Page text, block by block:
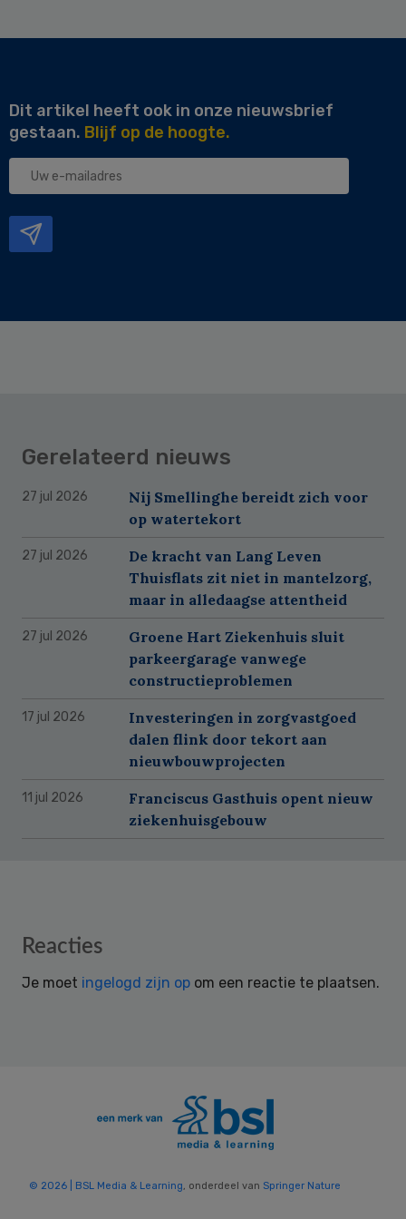
Dit artikel heeft ook in onze nieuwsbrief
gestaan. Blijf op de hoogte.
Uw
Gerelateerd nieuws
27 jul 2026
Nij Smellinghe bereidt zich voor
op watertekort
27 jul 2026
De kracht van Lang Leven
Thuisflats zit niet in mantelzorg,
maar in alledaagse attentheid
27 jul 2026
Groene Hart Ziekenhuis sluit
parkeergarage vanwege
constructieproblemen
17 jul 2026
Investeringen in zorgvastgoed
dalen flink door tekort aan
nieuwbouwprojecten
11 jul 2026
Franciscus Gasthuis opent nieuw
ziekenhuisgebouw
Reader
Reacties
Je moet ingelogd zijn op om een reactie te plaatsen.
© 2026 | BSL Media & Learning , onderdeel van Springer Nature